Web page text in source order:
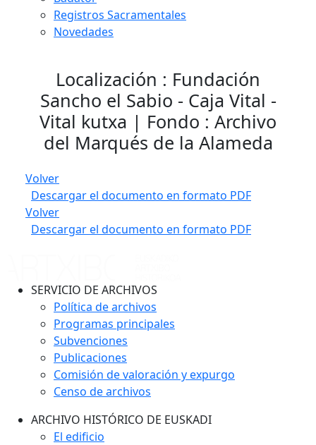
Registros Sacramentales
Novedades
Localización : Fundación
Sancho el Sabio - Caja Vital -
Vital kutxa | Fondo : Archivo
del Marqués de la Alameda
Volver
Descargar el documento en formato PDF
Volver
Descargar el documento en formato PDF
SERVICIO DE ARCHIVOS
Política de archivos
Programas principales
Subvenciones
Publicaciones
Comisión de valoración y expurgo
Censo de archivos
ARCHIVO HISTÓRICO DE EUSKADI
El edificio